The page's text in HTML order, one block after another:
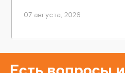
07 августа, 2026